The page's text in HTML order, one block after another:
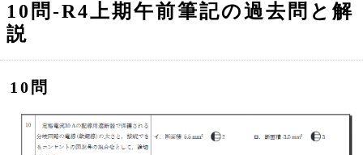
10問‐R4上期午前筆記の過去問と解
説
10問